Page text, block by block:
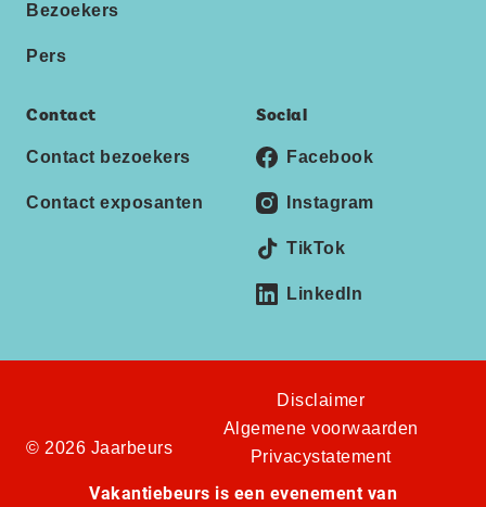
Bezoekers
Pers
Contact
Contact bezoekers
Contact exposanten
Social
Facebook
Instagram
TikTok
LinkedIn
© 2026 Jaarbeurs
Disclaimer
Algemene voorwaarden
Privacystatement
Vakantiebeurs is een evenement van